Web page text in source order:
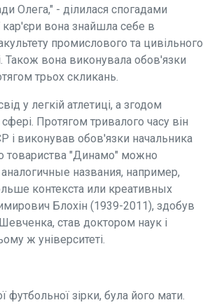
Олега," - ділилася спогадами
кар'єри вона знайшла себе в
промислового та цивільного
Також вона виконувала обов'язки
трьох скликань.
у легкій атлетиці, а згодом
Протягом тривалого часу він
і виконував обов'язки начальника
товариства "Динамо" можно
названия, например,
контекста или креативных
Блохін (1939-2011), здобув
Шевченка, став доктором наук і
ж університеті.
зірки, була його мати.